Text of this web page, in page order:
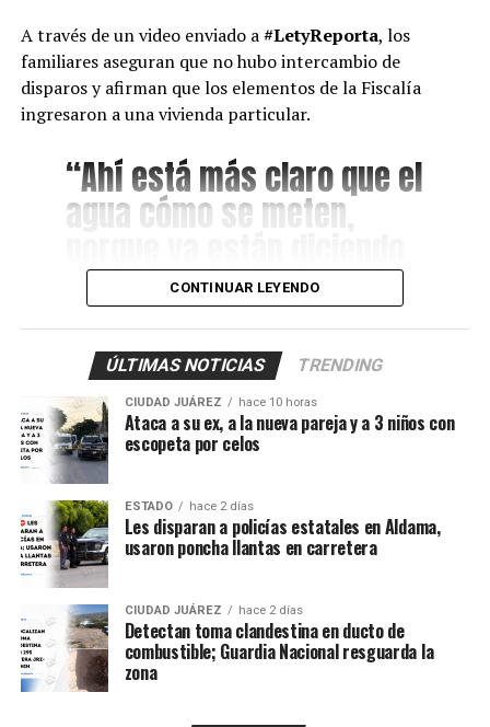
A través de un video enviado a#LetyReporta, los
familiares aseguran que no hubo intercambio de
disparos y afirman que los elementos de la Fiscalía
ingresaron a una vivienda particular.
“Ahí está más claro que el
agua cómo se meten,
que fue una denuncia
anónima. Para que
también vea la ciudadanía
que se meten a las casas
de gente normal y luego
los malandros, a gusto”.
De acuerdo con los primeros reportes, elementos del
Grupo Antisecuestro de la Fiscalía General del
Estadohabrían sido presuntamente atacados a balazos
mientras realizaban labores de investigación en un
domicilio ubicado en el cruce deFrancisco González
Bocanegra y Pradera de Villa Ahumada, en el
fraccionamiento Praderas de Henequén.
CONTINUAR LEYENDO
ÚLTIMAS NOTICIAS TRENDING
CIUDAD JUÁREZ hace 10 horas
Ataca a su ex, a la nueva pareja y a 3 niños con
escopeta por celos
ESTADO hace 2 días
Les disparan a policías estatales en Aldama,
usaron poncha llantas en carretera
CIUDAD JUÁREZ hace 2 días
Detectan toma clandestina en ducto de
combustible; Guardia Nacional resguarda la
zona